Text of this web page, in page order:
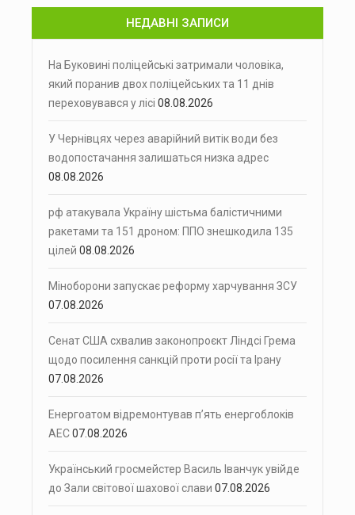
НЕДАВНІ ЗАПИСИ
На Буковині поліцейські затримали чоловіка,
який поранив двох поліцейських та 11 днів
переховувався у лісі 08.08.2026
У Чернівцях через аварійний витік води без
водопостачання залишаться низка адрес
08.08.2026
рф атакувала Україну шістьма балістичними
ракетами та 151 дроном: ППО знешкодила 135
цілей 08.08.2026
Міноборони запускає реформу харчування ЗСУ
07.08.2026
Сенат США схвалив законопроєкт Ліндсі Грема
щодо посилення санкцій проти росії та Ірану
07.08.2026
Енергоатом відремонтував п’ять енергоблоків
АЕС07.08.2026
Український гросмейстер Василь Іванчук увійде
до Зали світової шахової слави 07.08.2026